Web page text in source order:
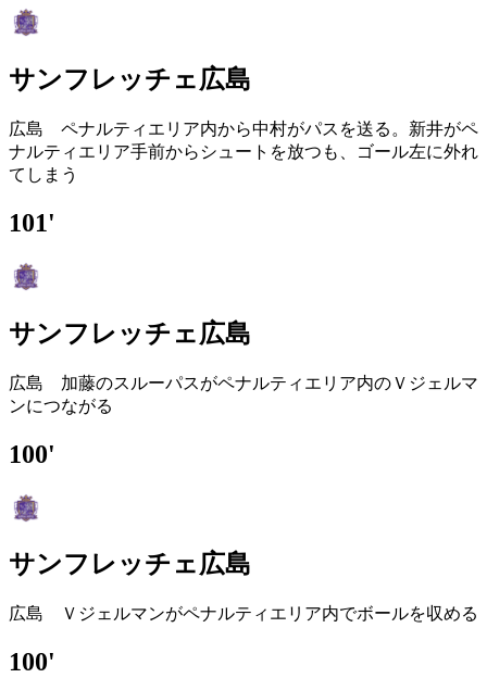
サンフレッチェ広島
広島 ペナルティエリア内から中村がパスを送る。新井がペ
ナルティエリア手前からシュートを放つも、ゴール左に外れ
てしまう
101'
サンフレッチェ広島
広島 加藤のスルーパスがペナルティエリア内のＶジェルマ
ンにつながる
100'
サンフレッチェ広島
広島 Ｖジェルマンがペナルティエリア内でボールを収める
100'